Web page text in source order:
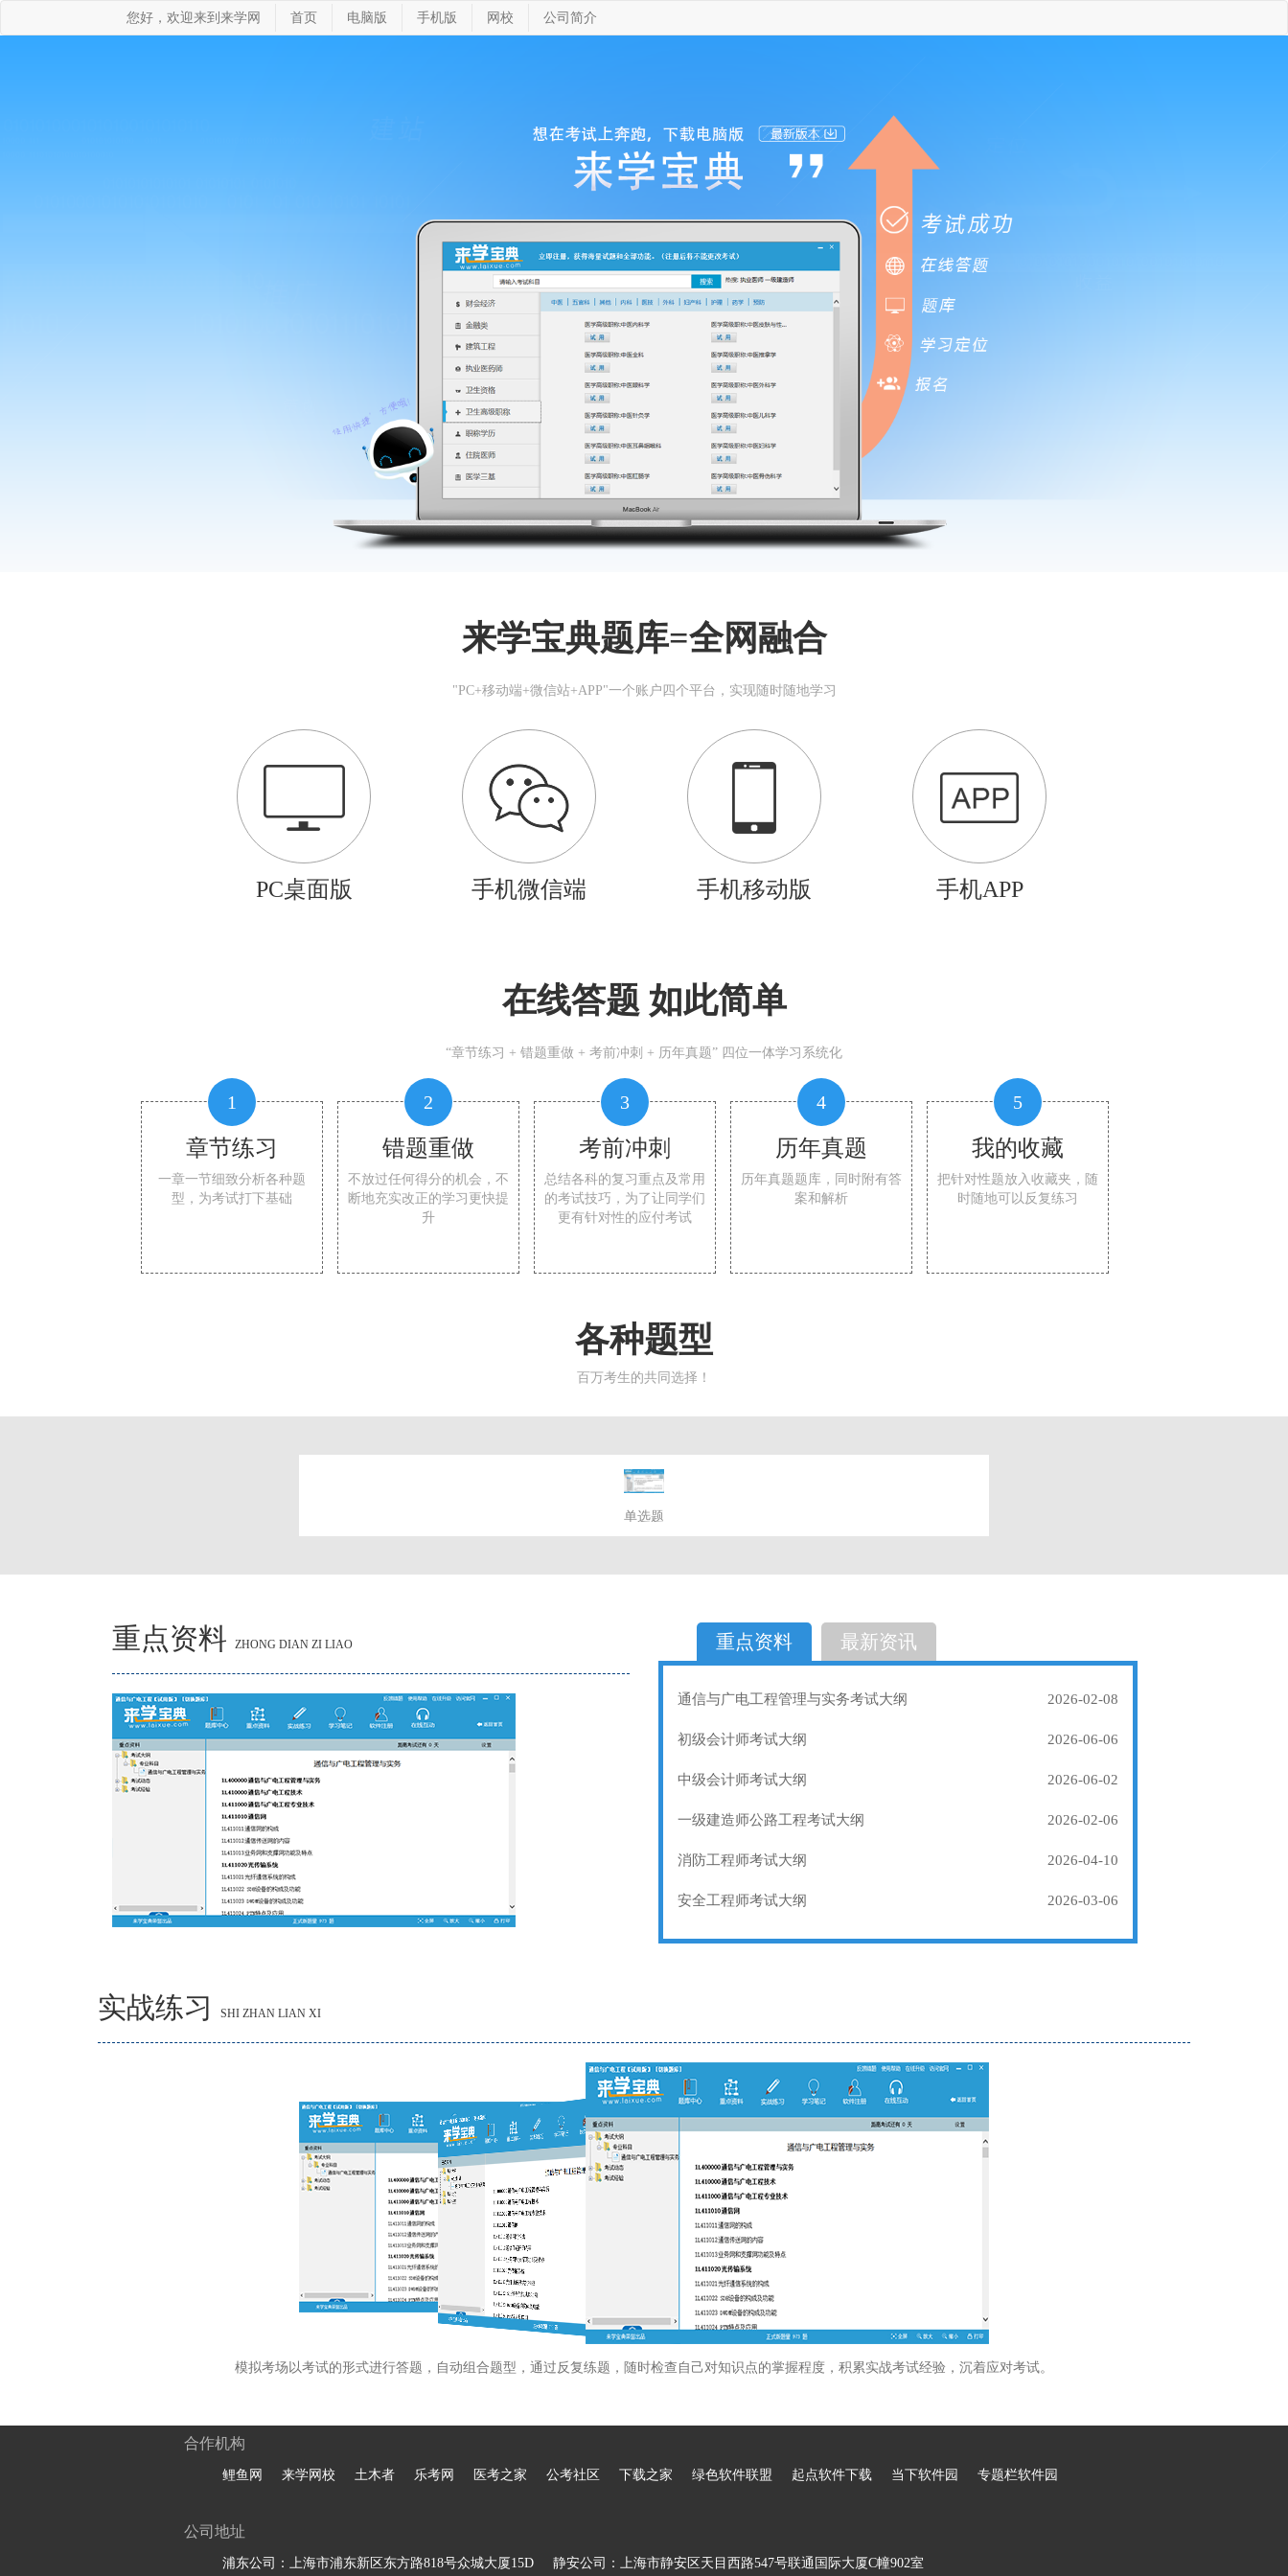
您好，欢迎来到来学网 首页 电脑版 手机版 网校 公司简介
来学宝典题库=全网融合
"PC+移动端+微信站+APP"一个账户四个平台，实现随时随地学习
PC桌面版 手机微信端 手机移动版 手机APP
在线答题 如此简单
“章节练习 + 错题重做 + 考前冲刺 + 历年真题” 四位一体学习系统化
1
章节练习
一章一节细致分析各种题
型，为考试打下基础
2
错题重做
不放过任何得分的机会，不
断地充实改正的学习更快提
升
3
考前冲刺
总结各科的复习重点及常用
的考试技巧，为了让同学们
更有针对性的应付考试
4
历年真题
历年真题题库，同时附有答
案和解析
5
我的收藏
把针对性题放入收藏夹，随
时随地可以反复练习
各种题型
百万考生的共同选择！
单选题
选择题
重点资料 ZHONG DIAN ZI LIAO 重点资料 最新资讯
通信与广电工程管理与实务考试大纲 2026-02-08
初级会计师考试大纲 2026-06-06
中级会计师考试大纲 2026-06-02
一级建造师公路工程考试大纲 2026-02-06
消防工程师考试大纲 2026-04-10
安全工程师考试大纲 2026-03-06
实战练习 SHI ZHAN LIAN XI
模拟考场以考试的形式进行答题，自动组合题型，通过反复练题，随时检查自己对知识点的掌握程度，积累实战考试经验，沉着应对考试。
合作机构
鲤鱼网 来学网校 土木者 乐考网 医考之家 公考社区 下载之家 绿色软件联盟 起点软件下载 当下软件园 专题栏软件园
公司地址
浦东公司：上海市浦东新区东方路818号众城大厦15D 静安公司：上海市静安区天目西路547号联通国际大厦C幢902室